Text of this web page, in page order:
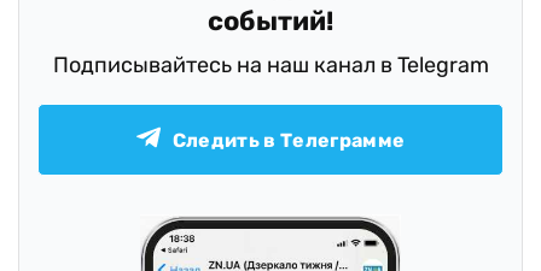
событий!
Подписывайтесь на наш канал в Telegram
Следить в Телеграмме